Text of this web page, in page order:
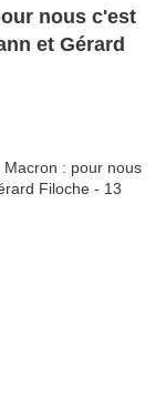
nous c'est
et Gérard